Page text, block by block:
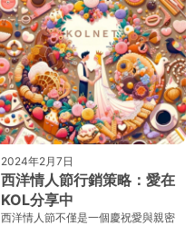
2024年2月7日
西洋情人節行銷策略：愛在
KOL分享中
西洋情人節不僅是一個慶祝愛與親密